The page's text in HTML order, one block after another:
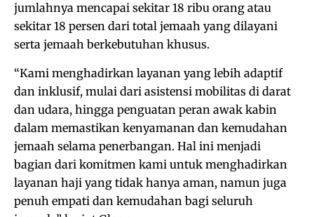
jumlahnya mencapai sekitar 18 ribu orang atau
sekitar 18 persen dari total jemaah yang dilayani
serta jemaah berkebutuhan khusus.
“Kami menghadirkan layanan yang lebih adaptif
dan inklusif, mulai dari asistensi mobilitas di darat
dan udara, hingga penguatan peran awak kabin
dalam memastikan kenyamanan dan kemudahan
jemaah selama penerbangan. Hal ini menjadi
bagian dari komitmen kami untuk menghadirkan
layanan haji yang tidak hanya aman, namun juga
penuh empati dan kemudahan bagi seluruh